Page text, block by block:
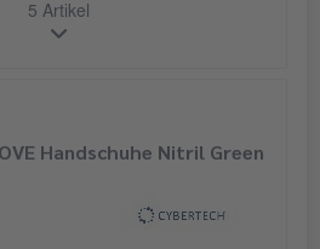
5 Artikel
Handschuhe Nitril Green